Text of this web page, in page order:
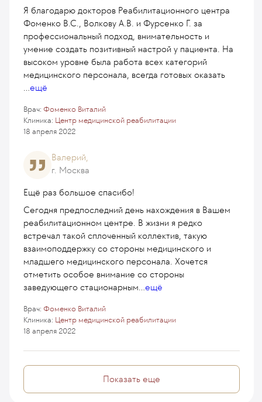
Я благодарю докторов Реабилитационного центра
Фоменко В.С., Волкову А.В. и Фурсенко Г. за
профессиональный подход, внимательность и
умение создать позитивный настрой у пациента. На
высоком уровне была работа всех категорий
медицинского персонала, всегда готовых оказать
...ещё
Клиника: Центр медицинской реабилитации
Врач: Фоменко Виталий
18 апреля 2022
Валерий,
г. Москва
Ещё раз большое спасибо!
Сегодня предпоследний день нахождения в Вашем
реабилитационном центре. В жизни я редко
встречал такой сплоченный коллектив, такую
взаимоподдержку со стороны медицинского и
младшего медицинского персонала. Хочется
отметить особое внимание со стороны
заведующего стационарным...ещё
Клиника: Центр медицинской реабилитации
Врач: Фоменко Виталий
18 апреля 2022
Показать еще